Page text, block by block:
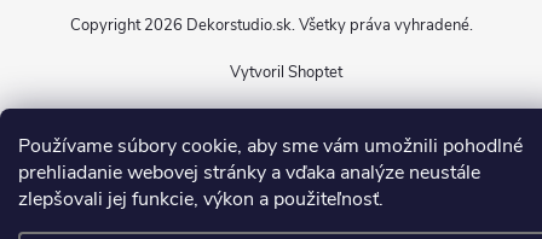
Používame súbory cookie, aby sme vám umožnili pohodlné
prehliadanie webovej stránky a vďaka analýze neustále
zlepšovali jej funkcie, výkon a použiteľnosť.
Vytvoril Shoptet
Copyright 2026 Dekorstudio.sk. Všetky práva vyhradené.